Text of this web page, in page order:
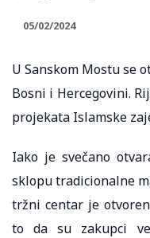
05/02/2024
U Sanskom Mostu se
Bosni i Hercegovini.
projekata Islamske
Iako je svečano
sklopu tradicionalne
tržni centar je
to da su zakupci